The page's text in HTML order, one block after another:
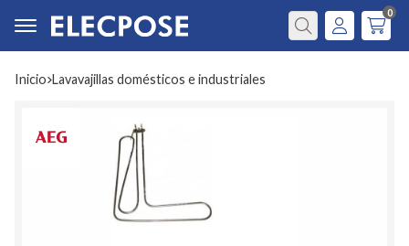
Buscar
0
Inicio lavavajillas domésticos e industriales